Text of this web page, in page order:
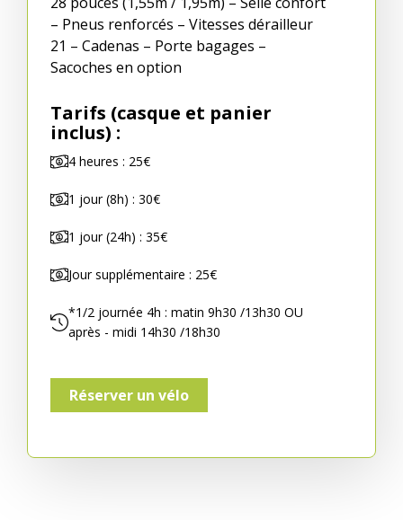
– Pneus renforcés – Vitesses dérailleur
21 – Cadenas – Porte bagages –
Sacoches en option
Tarifs (casque et panier
inclus) :
4 heures : 25€
1 jour (8h) : 30€
1 jour (24h) : 35€
Jour supplémentaire : 25€
*1/2 journée 4h : matin 9h30 /13h30 OU
après - midi 14h30 /18h30
Réserver un vélo